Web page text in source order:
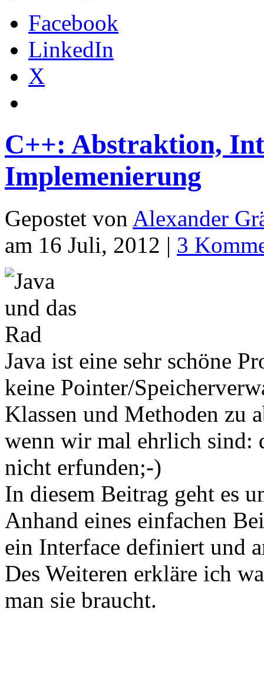
Facebook
LinkedIn
X
C++: Abstraktion,
Implemenierung
Gepostet von Alexander
am 16 Juli, 2012 | 3
Java ist eine sehr schöne
keine Pointer/
Klassen und Methoden zu
wenn wir mal ehrlich sind:
nicht erfunden;-)
In diesem Beitrag geht es
Anhand eines einfachen
ein Interface definiert und
Des Weiteren erkläre ich
man sie braucht.